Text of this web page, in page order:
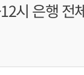
시 은행 전